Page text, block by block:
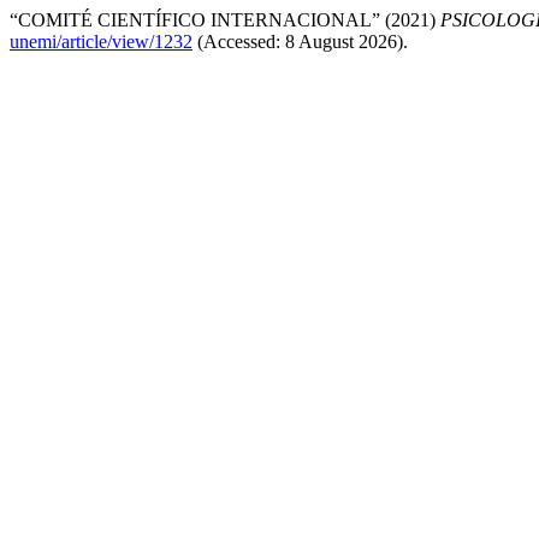
“COMITÉ CIENTÍFICO INTERNACIONAL” (2021)
unemi/article/view/1232 (Accessed: 8 August 2026).